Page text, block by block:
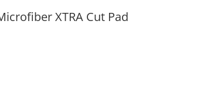
XTRA Cut Pad